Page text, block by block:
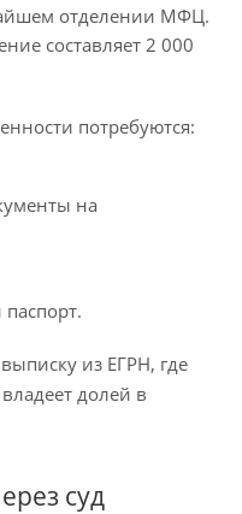
отделении МФЦ.
составляет 2 000
потребуются:
на
из ЕГРН, где
долей в
суд